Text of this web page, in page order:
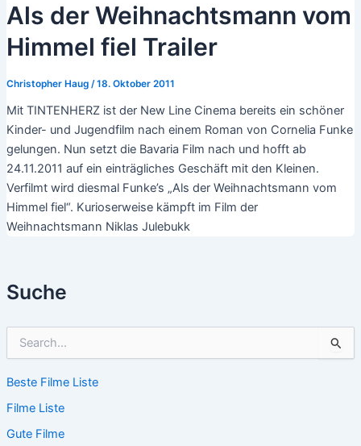
Suche
h
n
n
Beste Filme Liste
Filme Liste
Gute Filme
Als der Weihnachtsmann vom
Himmel fiel Trailer
Christopher Haug /18. Oktober 2011
Mit TINTENHERZ ist der New Line Cinema bereits ein schöner
Kinder- und Jugendfilm nach einem Roman von Cornelia Funke
gelungen. Nun setzt die Bavaria Film nach und hofft ab
24.11.2011 auf ein einträgliches Geschäft mit den Kleinen.
Verfilmt wird diesmal Funke’s „Als der Weihnachtsmann vom
Himmel fiel“. Kurioserweise kämpft im Film der
Weihnachtsmann Niklas Julebukk